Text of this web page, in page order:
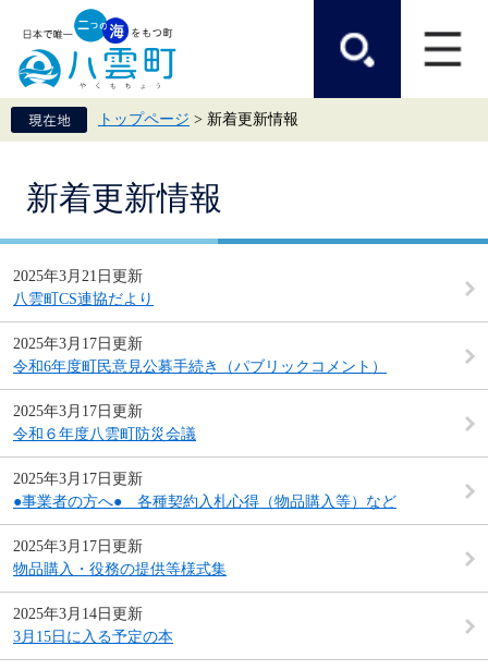
頭
で
す。
飛
ば
し
トップページ > 新着更新情報
新着更新情報
2025年3月21日更新
八雲町CS連協だより
2025年3月17日更新
令和6年度町民意見公募手続き（パブリックコメント）
2025年3月17日更新
令和６年度八雲町防災会議
2025年3月17日更新
●事業者の方へ● 各種契約入札心得（物品購入等）など
2025年3月17日更新
物品購入・役務の提供等様式集
2025年3月14日更新
3月15日に入る予定の本